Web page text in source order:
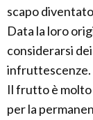
scapo
Data la loro
considerarsi
infruttescenze.
Il frutto è molto
per la